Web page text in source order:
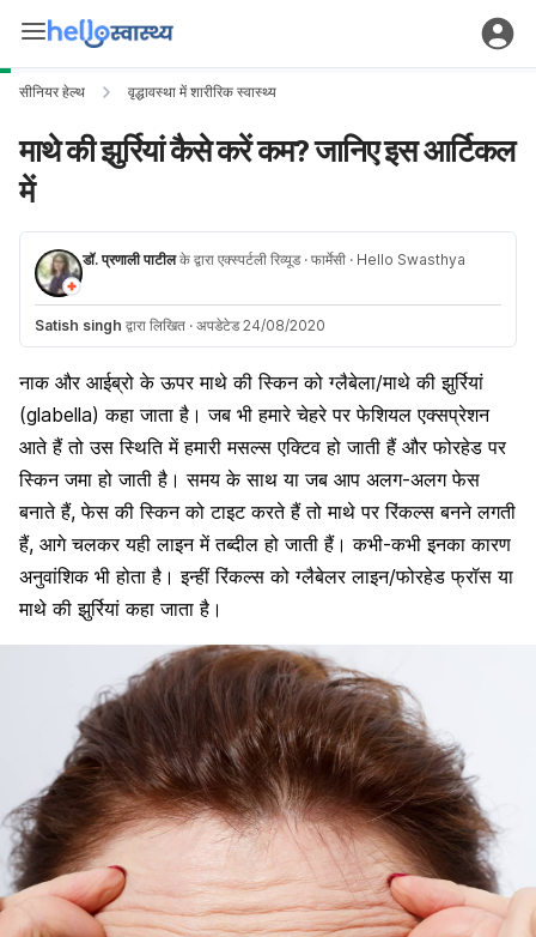
सीनियर हेल्थ वृद्धावस्था में शारीरिक स्वास्थ्य
माथे की झुर्रियां कैसे करें कम? जानिए इस आर्टिकल
में
डॉ. प्रणाली पाटीलके द्वारा एक्स्पर्टली रिव्यूड · फार्मेसी · Hello Swasthya
Satish singh द्वारा लिखित · अपडेटेड 24/08/2020
नाक और आईब्रो के ऊपर माथे की स्किनको ग्लैबेला/माथे की झुर्रियां
(glabella) कहा जाता है। जब भी हमारेचेहरेपर फेशियल एक्सप्रेशन
आते हैं तो उस स्थिति में हमारीमसल्स एक्टिव हो जाती हैं और फोरहेड पर
स्किन जमा हो जाती है। समय के साथ या जब आप अलग-अलग फेस
बनाते हैं, फेस की स्किनको टाइट करते हैं तो माथे पर रिंकल्स बनने लगती
हैं, आगे चलकर यही लाइन में तब्दील हो जाती हैं। कभी-कभी इनका कारण
अनुवांशिक भी होता है। इन्हीं रिंकल्स को ग्लैबेलर लाइन/फोरहेड फ्रॉस या
माथे की झुर्रियां कहा जाता है।